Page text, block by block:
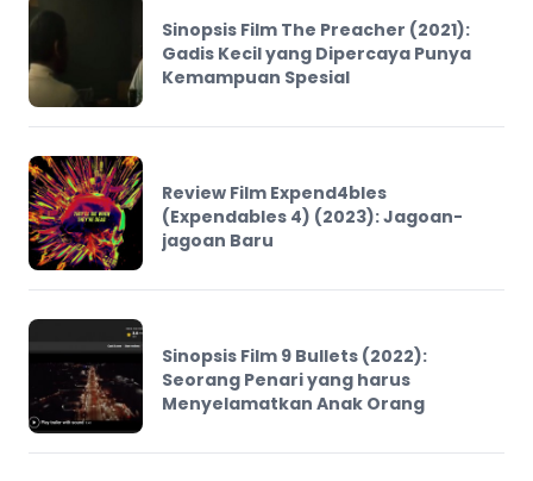
Sinopsis Film The Preacher (2021):
Gadis Kecil yang Dipercaya Punya
Kemampuan Spesial
Review Film Expend4bles
(Expendables 4) (2023): Jagoan-
jagoan Baru
Sinopsis Film 9 Bullets (2022):
Seorang Penari yang harus
Menyelamatkan Anak Orang